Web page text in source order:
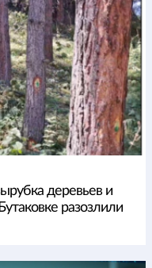
деревьев и
разозлили